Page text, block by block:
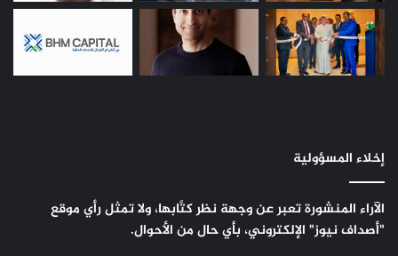
إخلاء المسؤولية
الآراء المنشورة تعبر عن وجهة نظر كتَّابها، ولا تمثل رأي موقع
"أصداف نيوز" الإلكتروني، بأي حال من الأحوال.